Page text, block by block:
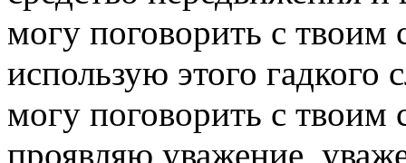
могу поговорить с твоим
использую этого гадкого
могу поговорить с твоим
проявляю уважение,